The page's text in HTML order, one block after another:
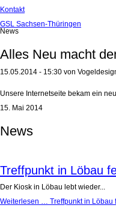
Kontakt
GSL Sachsen-Thüringen
News
Alles Neu macht
15.05.2014 - 15:30 von
Unsere Internetseite bekam ein
15. Mai 2014
News
Treffpunkt in Löbau
Der Kiosk in Löbau lebt wieder...
Weiterlesen … Treffpunkt in Löbau